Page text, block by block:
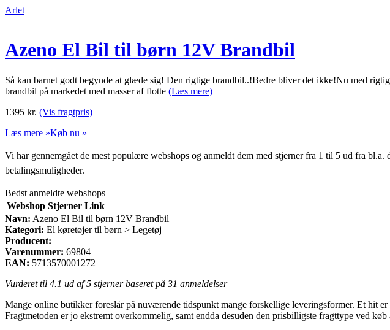
Arlet
Azeno El Bil til børn 12V Brandbil
Så kan barnet godt begynde at glæde sig! Den rigtige brandbil..!Bedre bliver det ikke!Nu med
brandbil på markedet med masser af flotte (Læs mere)
1395 kr. (Vis fragtpris)
Læs mere »Køb nu »
Vi har gennemgået de mest populære webshops og anmeldt dem med stjerner fra 1 til 5 ud fra
betalingsmuligheder.
Bedst anmeldte webshops
Webshop Stjerner Link
Navn: Azeno El Bil til børn 12V Brandbil
Kategori: El køretøjer til børn > Legetøj
Producent:
Varenummer: 69804
EAN: 5713570001272
Vurderet til 4.1 ud af 5 stjerner baseret på 31 anmeldelser
Mange online butikker foreslår på nuværende tidspunkt mange forskellige leveringsformer. Et hit
Fragtmetoden er jo ekstremt overkommelig, samt endda desuden den prisbilligste fragttype ved